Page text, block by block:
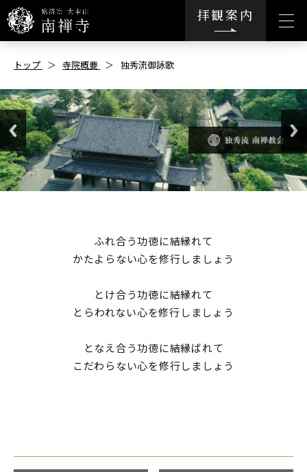
拝観案内
トップ 寺院概要 独秀流御詠歌
ふれ合う功徳に結縁れて
かたよらない心を修行しましょう
とけ合う功徳に結縁れて
とらわれない心を修行しましょう
となえ合う功徳に結縁ばれて
こだわらない心を修行しましょう